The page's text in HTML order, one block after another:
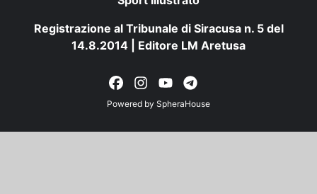
Registrazione al Tribunale di Siracusa n. 5 del
14.8.2014 | Editore LM Aretusa
Powered by SpheraHouse